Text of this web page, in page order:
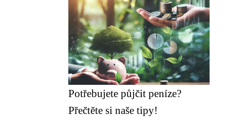
Potřebujete půjčit peníze?
Přečtěte si naše tipy!